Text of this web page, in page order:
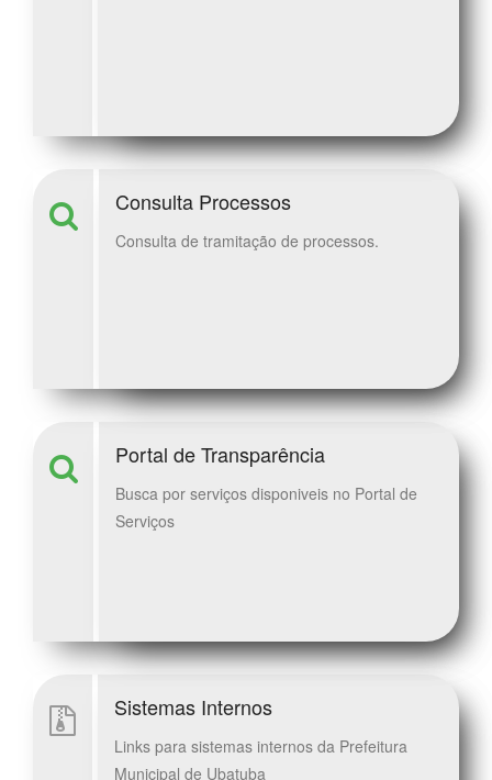
Consulta Processos
Consulta de tramitação de processos.
Portal de Transparência
Busca por serviços disponiveis no Portal de
Serviços
Sistemas Internos
Links para sistemas internos da Prefeitura
Municipal de Ubatuba